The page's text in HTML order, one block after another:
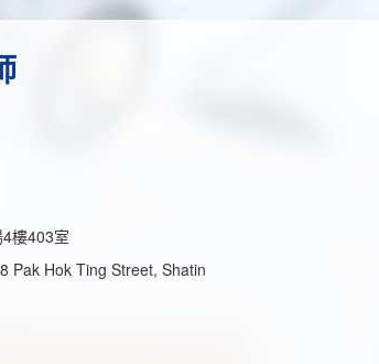
樓403室
Pak Hok Ting Street, Shatin